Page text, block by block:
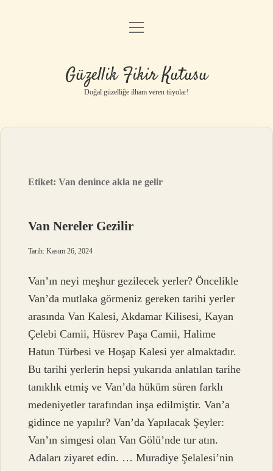
Anasayfa
Yasal Uyarı
menüyü
Güzellik Fikir Kutusu
Doğal güzelliğe ilham veren tüyolar!
Etiket:Van denince akla ne gelir
Van Nereler Gezilir
Tarih: Kasım 26, 2024
Van’ın neyi meşhur gezilecek yerler? Öncelikle
Van’da mutlaka görmeniz gereken tarihi yerler
arasında Van Kalesi, Akdamar Kilisesi, Kayan
Çelebi Camii, Hüsrev Paşa Camii, Halime
Hatun Türbesi ve Hoşap Kalesi yer almaktadır.
Bu tarihi yerlerin hepsi yukarıda anlatılan tarihe
tanıklık etmiş ve Van’da hüküm süren farklı
medeniyetler tarafından inşa edilmiştir. Van’a
gidince ne yapılır? Van’da Yapılacak Şeyler:
Van’ın simgesi olan Van Gölü’nde tur atın.
Adaları ziyaret edin. … Muradiye Şelalesi’nin